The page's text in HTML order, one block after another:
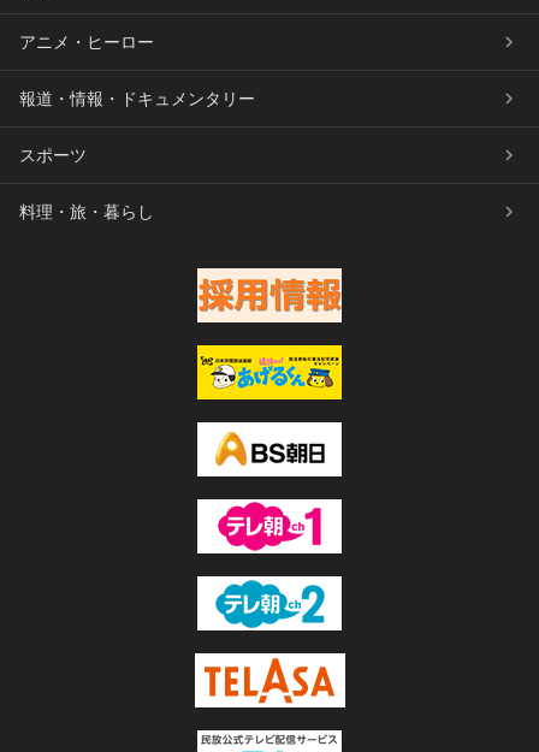
アニメ・ヒーロー
報道・情報・ドキュメンタリー
スポーツ
料理・旅・暮らし